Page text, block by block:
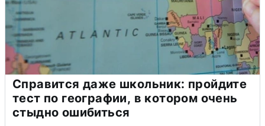
Справится даже школьник: пройдите
тест по географии, в котором очень
стыдно ошибиться